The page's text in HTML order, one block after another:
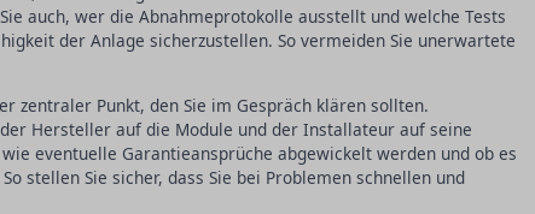
auch, wer die Abnahmeprotokolle ausstellt und welche Tests
der Anlage sicherzustellen. So vermeiden Sie unerwartete
zentraler Punkt, den Sie im Gespräch klären sollten.
Hersteller auf die Module und der Installateur auf seine
eventuelle Garantieansprüche abgewickelt werden und ob es
stellen Sie sicher, dass Sie bei Problemen schnellen und